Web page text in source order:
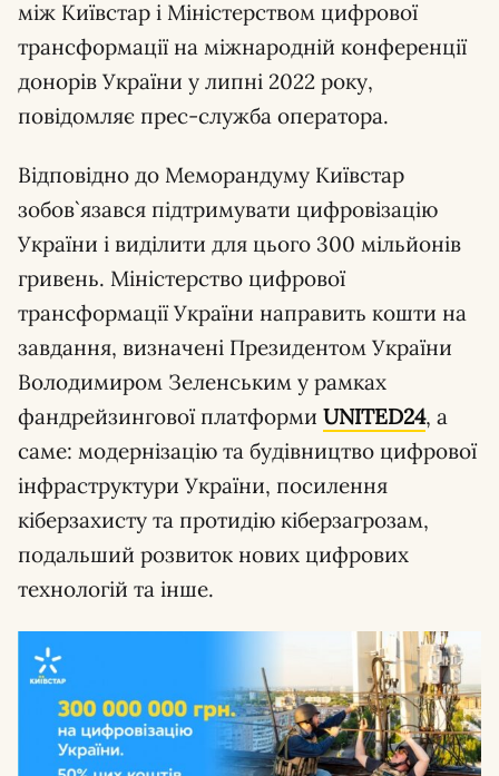
між Київстар і Міністерством цифрової
трансформації на міжнародній конференції
донорів України у липні 2022 року,
повідомляє прес-служба оператора.
Відповідно до Меморандуму Київстар
зобов`язався підтримувати цифровізацію
України і виділити для цього 300 мільйонів
гривень. Міністерство цифрової
трансформації України направить кошти на
завдання, визначені Президентом України
Володимиром Зеленським у рамках
фандрейзингової платформи UNITED24, а
саме: модернізацію та будівництво цифрової
інфраструктури України, посилення
кіберзахисту та протидію кіберзагрозам,
подальший розвиток нових цифрових
технологій та інше.